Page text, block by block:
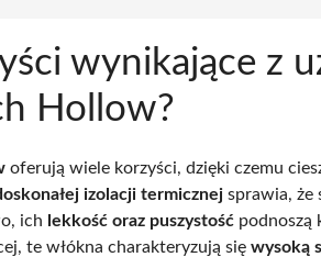
wynikające z
Hollow?
oferują wiele korzyści, dzięki czemu
izolacji termicznej sprawia, że
ich lekkość oraz puszystość podnoszą
te włókna charakteryzują się wysoką